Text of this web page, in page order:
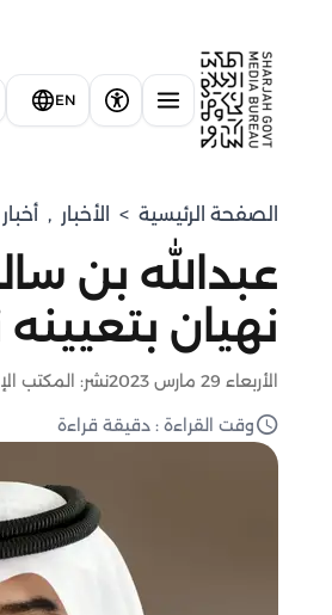
EN
الصفحة الرئيسية > الأخبار ,
عبدالله بن
نهيان بتعيينه
الأربعاء 29 مارس 2023 نشر: المكتب
وقت القراءة : دقيقة قراءة